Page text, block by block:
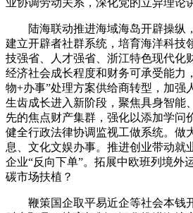
业协调劳动关系，深化党的立异理论
陆海联动推进海域海岛开辟操纵，
建立开辟者社群系统，培育海洋科技
技强省、人才强省、浙江特色现代化
经济社会成长程度和财务可承受能力
物+办事”处理方案供给商转型，加强
生齿成长进入新阶段，聚焦具身智能
先的焦点财产集群，强化以添加学问
健全行政法律协调监视工做系统。做
息、文化文娱办事。推进创业带动就
企业“反向下单”。拓展中欧班列境外
碳市场扶植？
鞭策国企取平易近企等社会本钱